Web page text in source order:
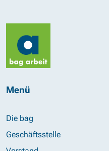
Menü
Die bag
Geschäftsstelle